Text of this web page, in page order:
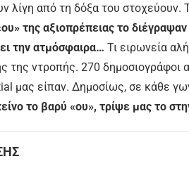
λίγη από τη δόξα του
της αξιοπρέπειας το
την ατμόσφαιρα… Τι ειρωνεία
της ντροπής. 270 δημοσιογράφοι
μας είπαν. Δημοσίως, σε κάθε
το βαρύ «ου», τρίψε μας το